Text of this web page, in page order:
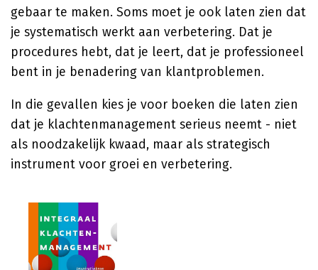
gebaar te maken. Soms moet je ook laten zien dat
je systematisch werkt aan verbetering. Dat je
procedures hebt, dat je leert, dat je professioneel
bent in je benadering van klantproblemen.
In die gevallen kies je voor boeken die laten zien
dat je klachtenmanagement serieus neemt - niet
als noodzakelijk kwaad, maar als strategisch
instrument voor groei en verbetering.